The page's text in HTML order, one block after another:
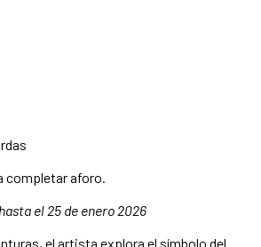
completar aforo.
el 25 de enero 2026
el artista explora el símbolo del